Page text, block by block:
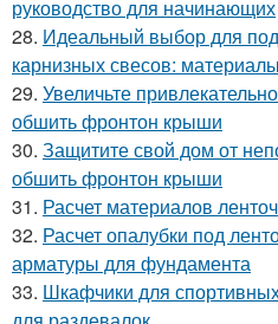
руководство для начинающих
28. Идеальный выбор для
карнизных свесов:
29. Увеличьте
обшить фронтон крыши
30. Защитите свой дом от
обшить фронтон крыши
31. Расчет материалов
32. Расчет опалубки под
арматуры для фундамента
33. Шкафчики для